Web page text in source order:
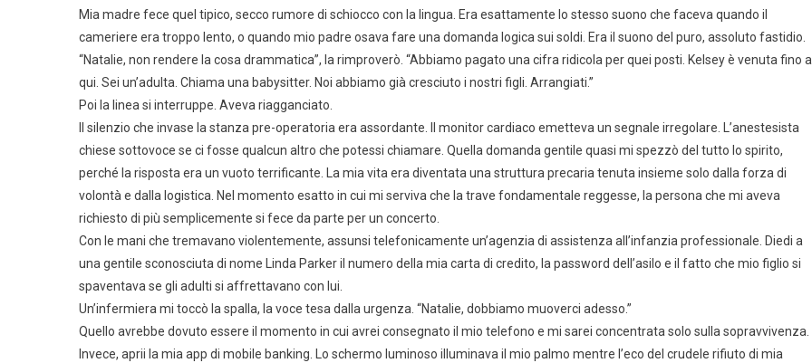
Mia madre fece quel tipico, secco rumore di schiocco con la lingua. Era esattamente lo stesso suono che faceva quando il
cameriere era troppo lento, o quando mio padre osava fare una domanda logica sui soldi. Era il suono del puro, assoluto fastidio.
“Natalie, non rendere la cosa drammatica”, la rimproverò. “Abbiamo pagato una cifra ridicola per quei posti. Kelsey è venuta fino a
qui. Sei un’adulta. Chiama una babysitter. Noi abbiamo già cresciuto i nostri figli. Arrangiati.”
Poi la linea si interruppe. Aveva riagganciato.
Il silenzio che invase la stanza pre-operatoria era assordante. Il monitor cardiaco emetteva un segnale irregolare. L’anestesista
chiese sottovoce se ci fosse qualcun altro che potessi chiamare. Quella domanda gentile quasi mi spezzò del tutto lo spirito,
perché la risposta era un vuoto terrificante. La mia vita era diventata una struttura precaria tenuta insieme solo dalla forza di
volontà e dalla logistica. Nel momento esatto in cui mi serviva che la trave fondamentale reggesse, la persona che mi aveva
richiesto di più semplicemente si fece da parte per un concerto.
Con le mani che tremavano violentemente, assunsi telefonicamente un’agenzia di assistenza all’infanzia professionale. Diedi a
una gentile sconosciuta di nome Linda Parker il numero della mia carta di credito, la password dell’asilo e il fatto che mio figlio si
spaventava se gli adulti si affrettavano con lui.
Un’infermiera mi toccò la spalla, la voce tesa dalla urgenza. “Natalie, dobbiamo muoverci adesso.”
Quello avrebbe dovuto essere il momento in cui avrei consegnato il mio telefono e mi sarei concentrata solo sulla sopravvivenza.
Invece, aprii la mia app di mobile banking. Lo schermo luminoso illuminava il mio palmo mentre l’eco del crudele rifiuto di mia